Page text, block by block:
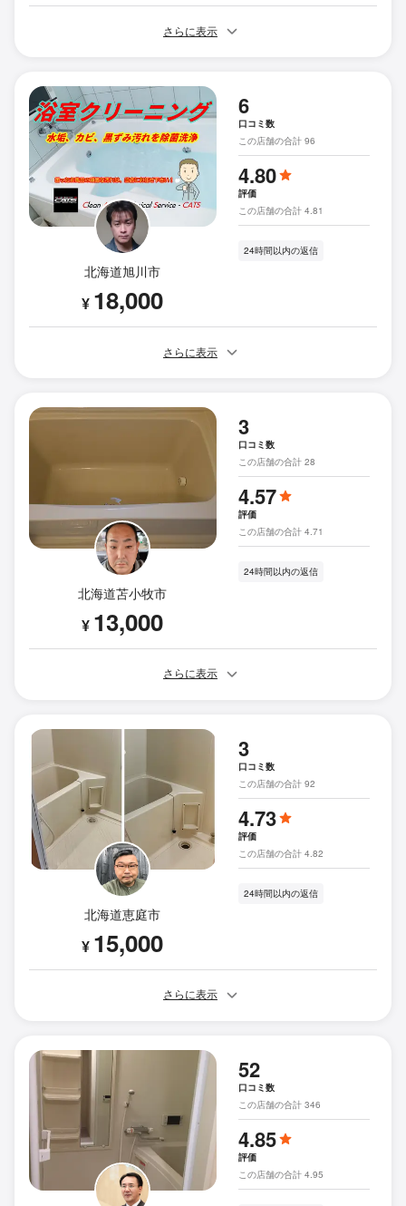
さらに表示
北海道旭川市
¥ 18,000
6
口コミ数
この店舗の合計 96
4.80
評価
この店舗の合計 4.81
24時間以内の返信
さらに表示
北海道苫小牧市
¥ 13,000
3
口コミ数
この店舗の合計 28
4.57
評価
この店舗の合計 4.71
24時間以内の返信
さらに表示
北海道恵庭市
¥ 15,000
3
口コミ数
この店舗の合計 92
4.73
評価
この店舗の合計 4.82
24時間以内の返信
さらに表示
52
口コミ数
この店舗の合計 346
4.85
評価
この店舗の合計 4.95